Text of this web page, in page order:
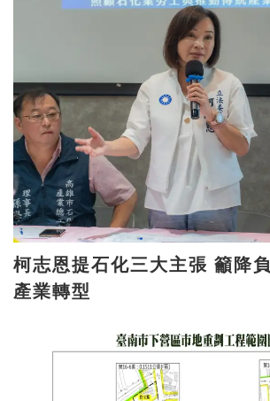
柯志恩提石化三大主張 籲降負擔保就業助
產業轉型